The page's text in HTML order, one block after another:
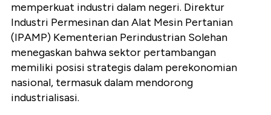
memperkuat industri dalam negeri. Direktur
Industri Permesinan dan Alat Mesin Pertanian
(IPAMP) Kementerian Perindustrian Solehan
menegaskan bahwa sektor pertambangan
memiliki posisi strategis dalam perekonomian
nasional, termasuk dalam mendorong
industrialisasi.